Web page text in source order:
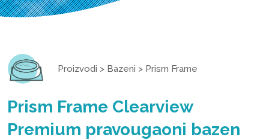
Proizvodi > Bazeni > Prism Frame
Prism Frame Clearview
Premium pravougaoni bazen